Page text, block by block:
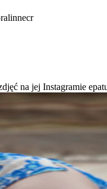
na jej Instagramie